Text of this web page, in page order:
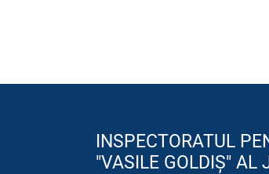
INSPECTORATUL
"VASILE GOLDIȘ" AL